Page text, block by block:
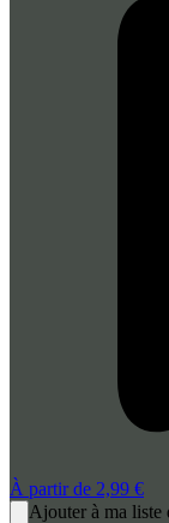
À partir de 2,99 €
Ajouter à ma liste